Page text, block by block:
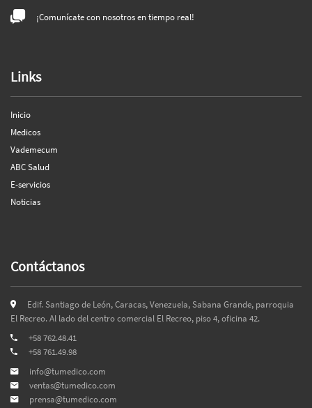
¡Comunícate con nosotros en tiempo real!
Links
Inicio
Medicos
Vademecum
ABC Salud
E-servicios
Noticias
Contáctanos
Edif. Santiago de León, Caracas, Venezuela, Sabana Grande, parroquia
El Recreo. Al lado del centro comercial El Recreo, piso 4, oficina 42.
+58 762.48.41
+58 761.49.98
info@tumedico.com
ventas@tumedico.com
prensa@tumedico.com